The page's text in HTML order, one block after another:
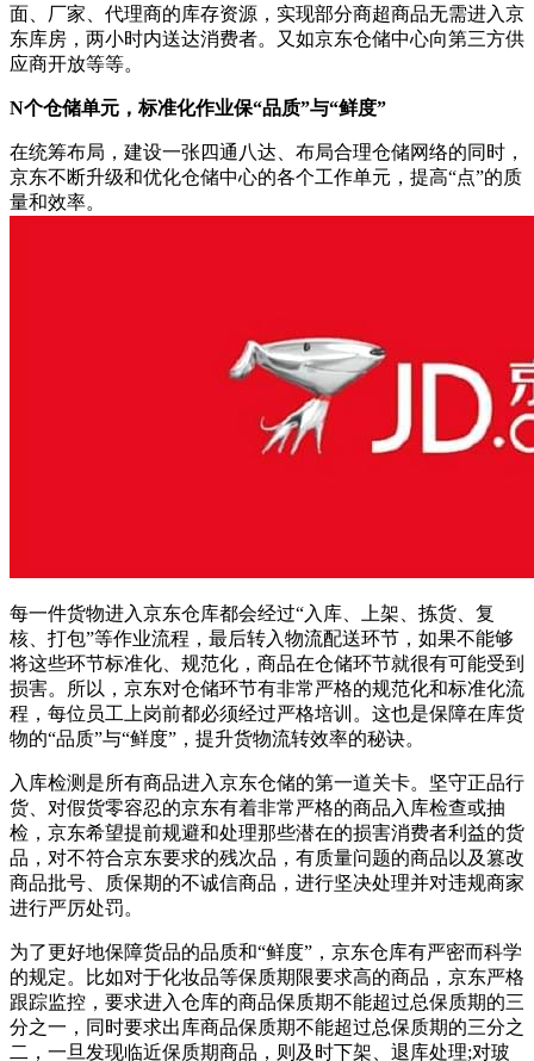
面、厂家、代理商的库存资源，实现部分商超商品无需进入京
东库房，两小时内送达消费者。又如京东仓储中心向第三方供
应商开放等等。
N个仓储单元，标准化作业保“品质”与“鲜度”
在统筹布局，建设一张四通八达、布局合理仓储网络的同时，
京东不断升级和优化仓储中心的各个工作单元，提高“点”的质
量和效率。
每一件货物进入京东仓库都会经过“入库、上架、拣货、复
核、打包”等作业流程，最后转入物流配送环节，如果不能够
将这些环节标准化、规范化，商品在仓储环节就很有可能受到
损害。所以，京东对仓储环节有非常严格的规范化和标准化流
程，每位员工上岗前都必须经过严格培训。这也是保障在库货
物的“品质”与“鲜度”，提升货物流转效率的秘诀。
入库检测是所有商品进入京东仓储的第一道关卡。坚守正品行
货、对假货零容忍的京东有着非常严格的商品入库检查或抽
检，京东希望提前规避和处理那些潜在的损害消费者利益的货
品，对不符合京东要求的残次品，有质量问题的商品以及篡改
商品批号、质保期的不诚信商品，进行坚决处理并对违规商家
进行严厉处罚。
为了更好地保障货品的品质和“鲜度”，京东仓库有严密而科学
的规定。比如对于化妆品等保质期限要求高的商品，京东严格
跟踪监控，要求进入仓库的商品保质期不能超过总保质期的三
分之一，同时要求出库商品保质期不能超过总保质期的三分之
二，一旦发现临近保质期商品，则及时下架、退库处理;对玻